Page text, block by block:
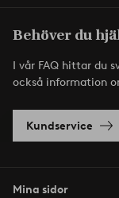
Behöver du
I vår FAQ hittar du
också information
Kundservice
Mina sidor